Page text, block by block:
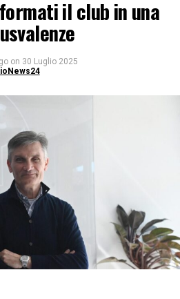
il club in una
on 30 Luglio 2025